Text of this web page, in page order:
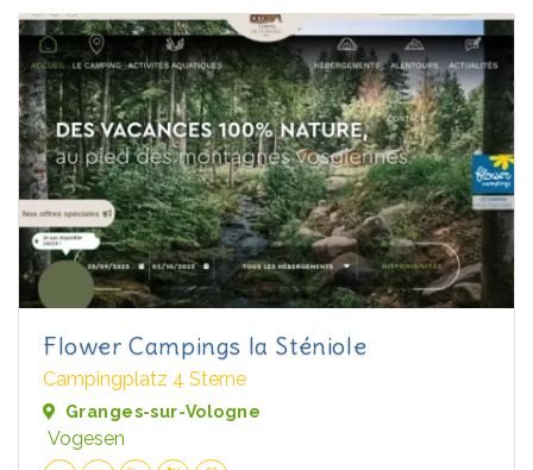
Flower Campings la Sténiole
Campingplatz 4 Sterne
Granges-sur-Vologne
Vogesen